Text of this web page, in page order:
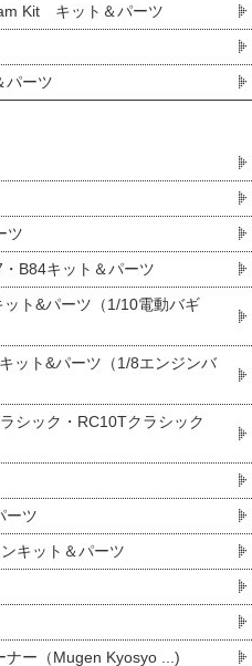
Kit キット＆パーツ
パーツ
ツ
・B84キット＆パーツ
ット&パーツ（1/10電動バギ
ット&パーツ（1/8エンジンバ
シック・RC10Tクラシック
ーツ
キット＆パーツ
ナー（Mugen Kyosyo ...)